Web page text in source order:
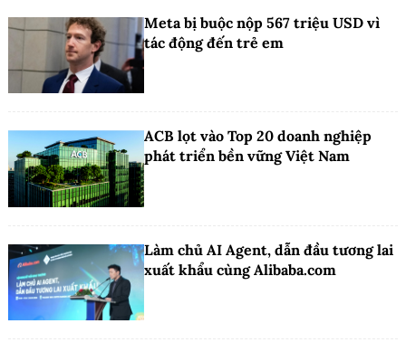
Meta bị buộc nộp 567 triệu USD vì
tác động đến trẻ em
ACB lọt vào Top 20 doanh nghiệp
phát triển bền vững Việt Nam
Làm chủ AI Agent, dẫn đầu tương lai
xuất khẩu cùng Alibaba.com